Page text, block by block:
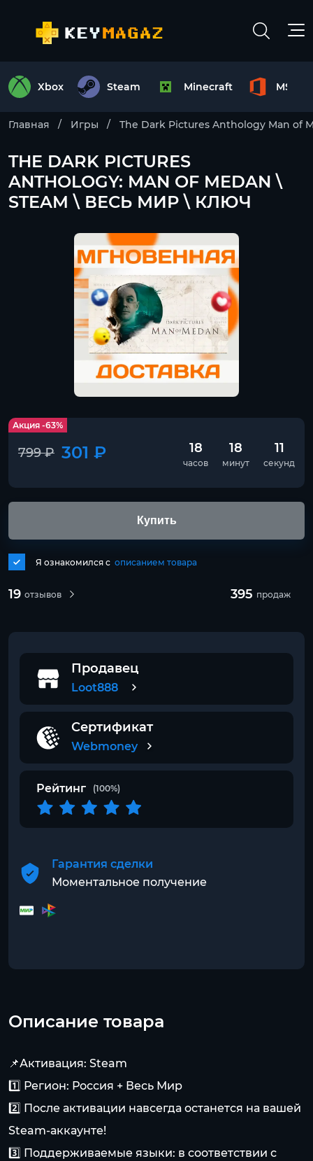
Xbox Steam Minecraft MS
Главная Игры The Dark Pictures Anthology Man of
THE DARK PICTURES
ANTHOLOGY: MAN OF MEDAN \
STEAM \ ВЕСЬ МИР \ КЛЮЧ
Акция -63%
799 ₽ 301 ₽ 18
часов
18
минут
11
секунд
19 отзывов 395 продаж
Я ознакомился с описанием товара
Купить
Продавец
Loot888
Сертификат
Webmoney
Рейтинг (100%)
Гарантия сделки
Моментальное получение
Описание товара
📌Активация: Steam
1️⃣ Регион: Россия + Весь Мир
2️⃣ После активации навсегда останется на вашей
Steam-аккаунте!
3️⃣ Поддерживаемые языки: в соответствии с